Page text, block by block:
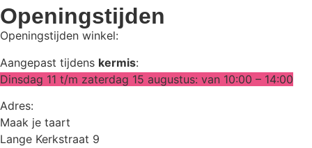
Openingstijden
Openingstijden winkel:
Aangepast tijdens kermis:
Dinsdag 11 t/m zaterdag 15 augustus: van 10:00 – 14:00
Adres:
Maak je taart
Lange Kerkstraat 9